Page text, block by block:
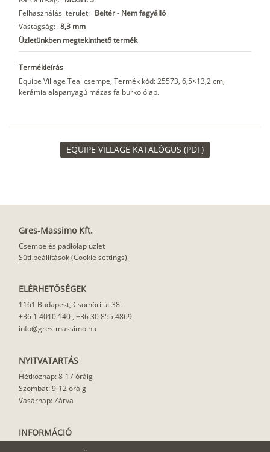
Felhasználási terület: Beltér - Nem fagyálló
Vastagság: 8,3 mm
Üzletünkben megtekinthető termék
Termékleírás
Equipe Village Teal csempe, Termék kód: 25573, 6,5×13,2 cm,
kerámia alapanyagú mázas falburkolólap.
EQUIPE VILLAGE KATALÓGUS (PDF)
Gres-Massimo Kft.
Csempe és padlólap üzlet
Süti beállítások (Cookie settings)
ELÉRHETŐSÉGEK
1161 Budapest, Csömöri út 38.
+36 1 4010 140 , +36 30 855 4869
info@gres-massimo.hu
NYITVATARTÁS
Hétköznap: 8-17 óráig
Szombat: 9-12 óráig
Vasárnap: Zárva
INFORMÁCIÓ